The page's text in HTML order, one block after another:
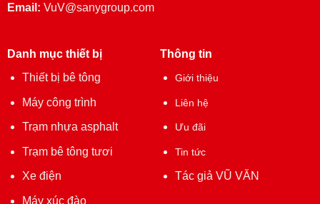
Email: VuV@sanygroup.com
Danh mục thiết bị
Thiết bị bê tông
Máy công trình
Trạm nhựa asphalt
Trạm bê tông tươi
Xe điện
Máy xúc đào
Thông tin
Giới thiệu
Liên hệ
Ưu đãi
Tin tức
Tác giả VŨ VĂN